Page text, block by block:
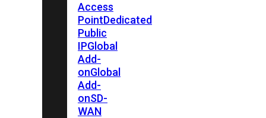
Access
PointDedicated
Public
IPGlobal
Add-
onGlobal
Add-
onSD-
WAN